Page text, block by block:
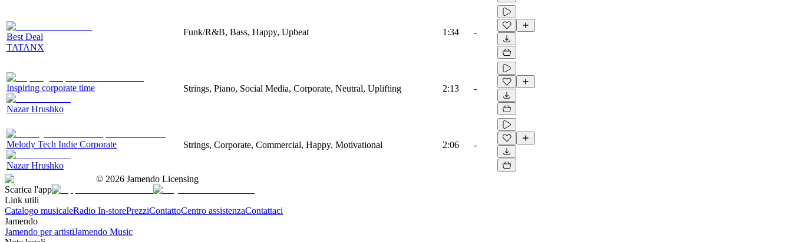
Best Deal
TATANX
Funk/R&B, Bass, Happy, Upbeat 1:34 -
Inspiring corporate time
Nazar Hrushko
Strings, Piano, Social Media, Corporate, Neutral, Uplifting 2:13 -
Melody Tech Indie Corporate
Nazar Hrushko
Strings, Corporate, Commercial, Happy, Motivational 2:06 -
© 2026 Jamendo Licensing
Scarica l'app
Link utili
Catalogo musicaleRadio In-storePrezziContattoCentro assistenzaContattaci
Jamendo
Jamendo per artistiJamendo Music